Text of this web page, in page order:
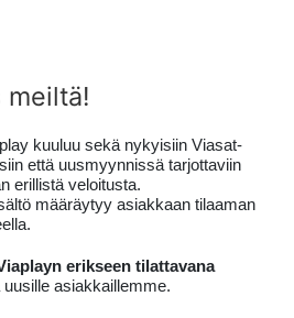
meiltä!
kuuluu sekä nykyisiin Viasat-
että uusmyynnissä tarjottaviin
erillistä veloitusta.
määräytyy asiakkaan tilaaman
erikseen tilattavana
asiakkaillemme.